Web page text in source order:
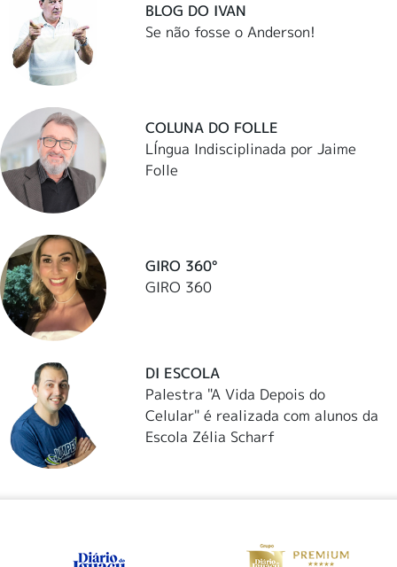
BLOG DO IVAN
Se não fosse o Anderson!
COLUNA DO FOLLE
LÍngua Indisciplinada por Jaime
Folle
GIRO 360°
GIRO 360
DI ESCOLA
Palestra "A Vida Depois do
Celular" é realizada com alunos da
Escola Zélia Scharf